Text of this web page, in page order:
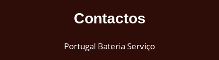
Contactos
Portugal Bateria Serviço